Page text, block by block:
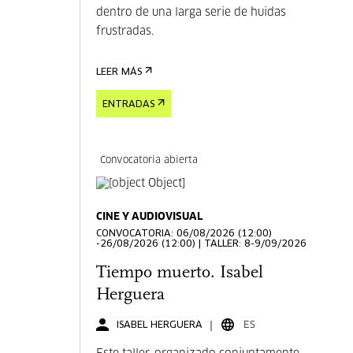
dentro de una larga serie de huidas
frustradas.
LEER MÁS
ENTRADAS
Convocatoria abierta
CINE Y AUDIOVISUAL
CONVOCATORIA: 06/08/2026 (12:00)
-26/08/2026 (12:00) | TALLER: 8-9/09/2026
Tiempo muerto. Isabel
Herguera
ISABEL HERGUERA ES